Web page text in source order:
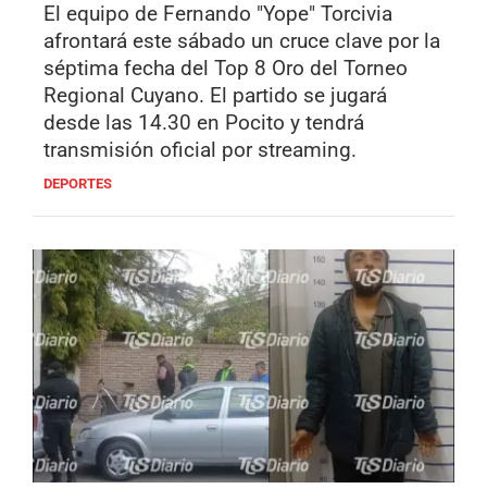
El equipo de Fernando "Yope" Torcivia
afrontará este sábado un cruce clave por la
séptima fecha del Top 8 Oro del Torneo
Regional Cuyano. El partido se jugará
desde las 14.30 en Pocito y tendrá
transmisión oficial por streaming.
DEPORTES